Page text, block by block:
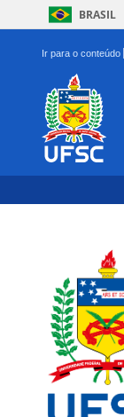
BRASIL
Ir para o conteúdo